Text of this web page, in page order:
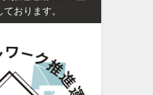
おります。